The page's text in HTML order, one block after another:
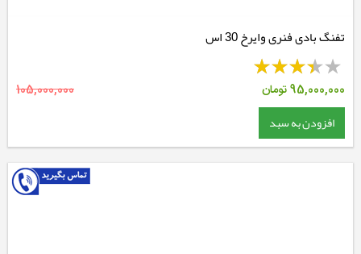
تفنگ بادی فنری وایرخ 30 اس
95,000,000تومان 105,000,000
افزودن به سبد